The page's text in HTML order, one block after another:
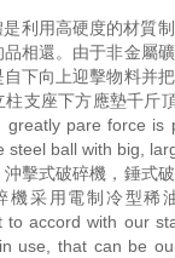
利用高硬度的材質
相還。由于非金屬
下向上迎擊物料并
支座下方應墊千斤
pare force
ball with big,
擊式破碎機，錘式
采用電制冷型稀
to accord with our
use, that can be